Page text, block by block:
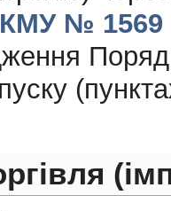
№ 1569